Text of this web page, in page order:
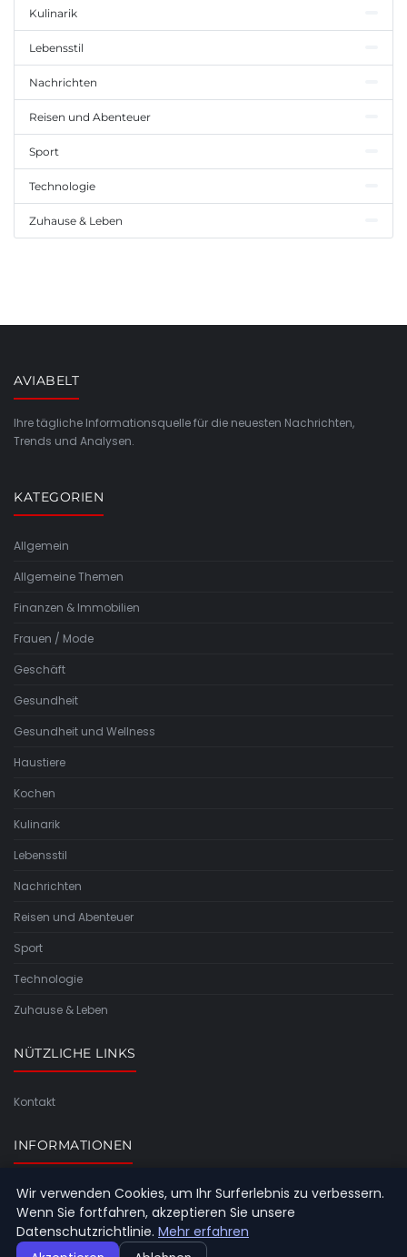
Kulinarik
Lebensstil
Nachrichten
Reisen und Abenteuer
Sport
Technologie
Zuhause & Leben
AVIABELT
Ihre tägliche Informationsquelle für die neuesten Nachrichten,
Trends und Analysen.
KATEGORIEN
Allgemein
Allgemeine Themen
Finanzen & Immobilien
Frauen / Mode
Geschäft
Gesundheit
Gesundheit und Wellness
Haustiere
Kochen
Kulinarik
Lebensstil
Nachrichten
Reisen und Abenteuer
Sport
Technologie
Zuhause & Leben
NÜTZLICHE LINKS
Kontakt
INFORMATIONEN
Seitenübersicht
Wir verwenden Cookies, um Ihr Surferlebnis zu verbessern.
Wenn Sie fortfahren, akzeptieren Sie unsere
Datenschutzrichtlinie. Mehr erfahren